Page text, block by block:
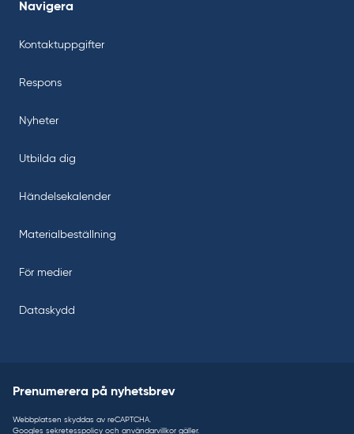
Navigera
Kontaktuppgifter
Respons
Nyheter
Utbilda dig
Händelsekalender
Materialbeställning
För medier
Dataskydd
Prenumerera på nyhetsbrev
Webbplatsen skyddas av reCAPTCHA.
Googles sekretesspolicy och användarvillkor gäller.